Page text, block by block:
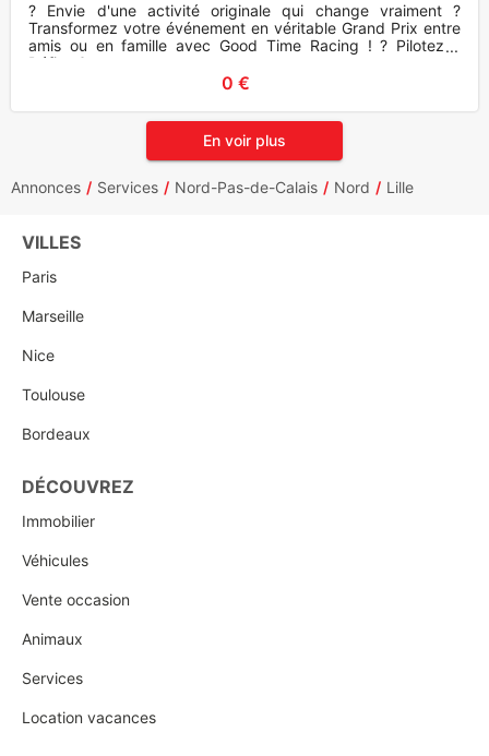
? Envie d'une activité originale qui change vraiment ?
Transformez votre événement en véritable Grand Prix entre
amis ou en famille avec Good Time Racing ! ? Pilotez ?
Défiez ?
0 €
En voir plus
Annonces Services Nord-Pas-de-Calais Nord Lille
VILLES
Paris
Marseille
Nice
Toulouse
Bordeaux
DÉCOUVREZ
Immobilier
Véhicules
Vente occasion
Animaux
Services
Location vacances